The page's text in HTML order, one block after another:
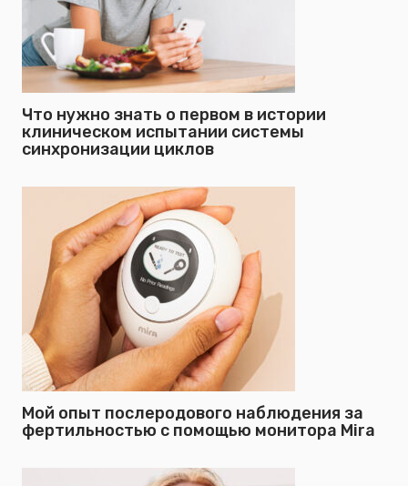
Что нужно знать о первом в истории
клиническом испытании системы
синхронизации циклов
Мой опыт послеродового наблюдения за
фертильностью с помощью монитора Mira